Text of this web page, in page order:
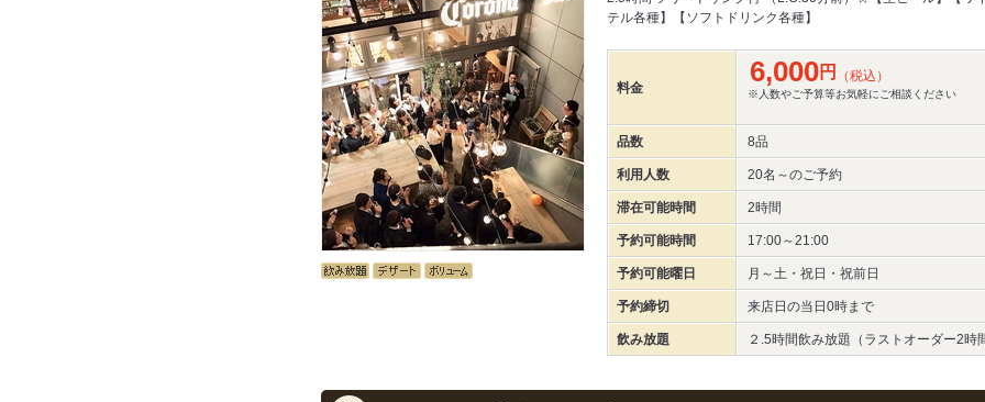
テル各種】【ソフトドリンク各種】
料金 6,000円 （税込）
※人数やご予算等お気軽にご相談ください
品数 8品
利用人数 20名～のご予約
滞在可能時間 2時間
予約可能時間 17:00～21:00
予約可能曜日 月～土・祝日・祝前日
予約締切 来店日の当日0時まで
飲み放題 ２.5時間飲み放題（ラストオーダー2時